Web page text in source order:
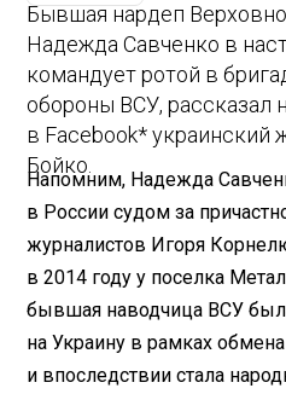
Бывшая нардеп
Надежда Савченко в
командует ротой в
обороны ВСУ, рассказал
в Facebook* украинский
Бойко.
Напомним, Надежда
в России судом за
журналистов Игоря
в 2014 году у поселка
бывшая наводчица ВСУ
на Украину в рамках
и впоследствии стала